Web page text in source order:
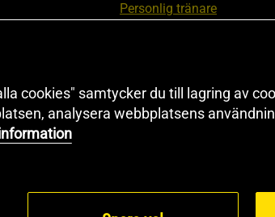
Personlig tränare
Black Friday
Artiklar & Övningar
cookies" samtycker du till lagring av
analysera webbplatsens